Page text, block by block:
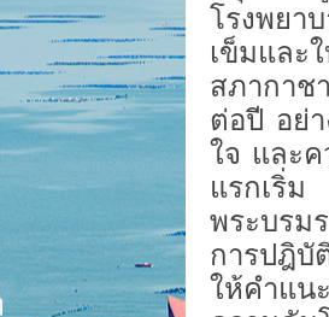
โรงพยา
เข็มและ
สภากาช
ต่อปี อย่า
ใจ และ
แรกเริ่ม
พระบรม
การปฎิบั
ให้คำแน